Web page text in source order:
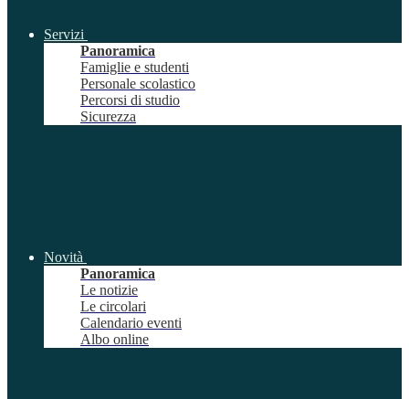
Servizi
Panoramica
Famiglie e studenti
Personale scolastico
Percorsi di studio
Sicurezza
Novità
Panoramica
Le notizie
Le circolari
Calendario eventi
Albo online